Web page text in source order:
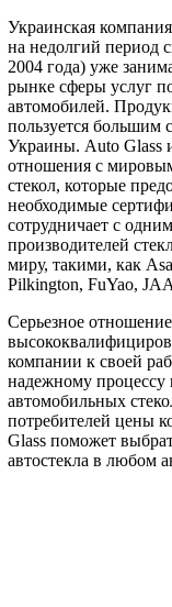
Украинская
на недолгий период
2004 года) уже
рынке сферы услуг
автомобилей.
пользуется большим
Украины. Auto Glass
отношения с
стекол, которые
необходимые
сотрудничает с
производителей
миру, такими, как
Pilkington, FuYao,
Серьезное отношение
компании к своей
надежному процессу
автомобильных
потребителей цены
Glass поможет
автостекла в любом